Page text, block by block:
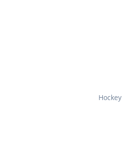
Hockey